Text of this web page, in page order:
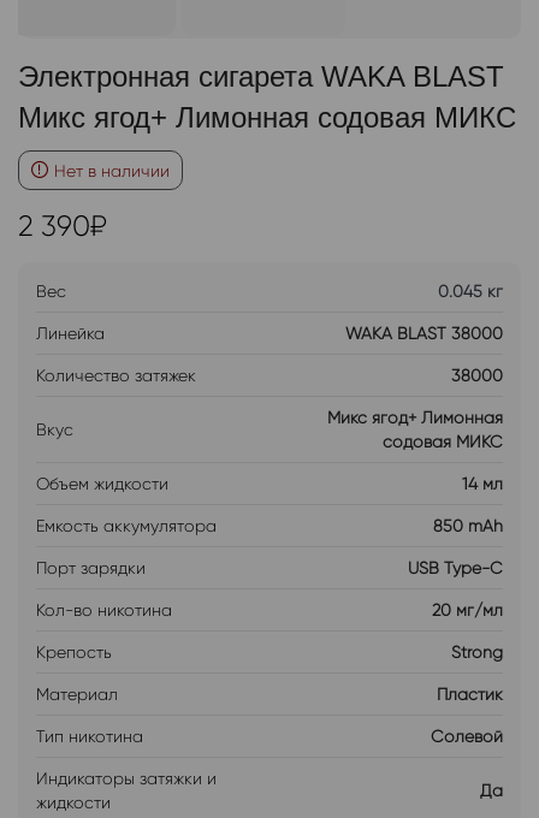
Электронная сигарета WAKA BLAST
Микс ягод+ Лимонная содовая МИКС
Нет в наличии
2 390₽
Вес 0.045 кг
Линейка WAKA BLAST 38000
Количество затяжек 38000
Вкус
Микс ягод+ Лимонная
содовая МИКС
Объем жидкости 14 мл
Емкость аккумулятора 850 mAh
Порт зарядки USB Type-C
Кол-во никотина 20 мг/мл
Крепость Strong
Материал Пластик
Тип никотина Солевой
Индикаторы затяжки и
жидкости
Да